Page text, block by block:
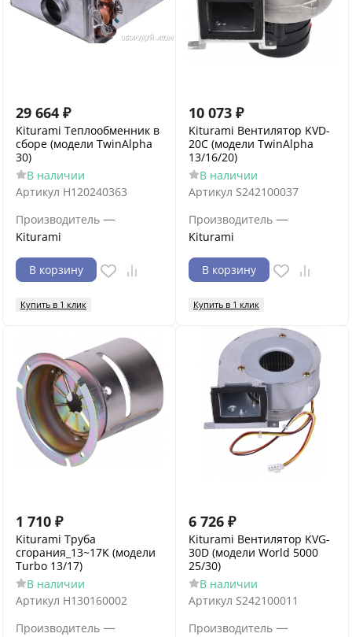
29 664 ₽
Kiturami Теплообменник в
сборе (модели TwinAlpha
30)
В наличии
Артикул H120240363
Производитель —
Kiturami
В корзину
Купить в 1 клик
10 073 ₽
Kiturami Вентилятор KVD-
20C (модели TwinAlpha
13/16/20)
В наличии
Артикул S242100037
Производитель —
Kiturami
В корзину
Купить в 1 клик
1 710 ₽
Kiturami Труба
сгорания_13~17K (модели
Turbo 13/17)
В наличии
Артикул H130160002
Производитель —
6 726 ₽
Kiturami Вентилятор KVG-
30D (модели World 5000
25/30)
В наличии
Артикул S242100011
Производитель —